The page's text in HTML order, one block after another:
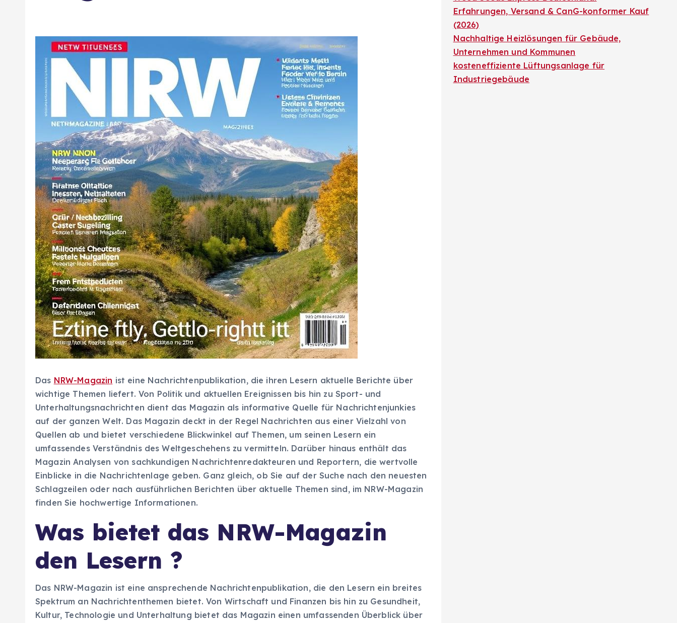
Das NRW-Magazin ist eine Nachrichtenpublikation, die ihren Lesern aktuelle Berichte über
wichtige Themen liefert. Von Politik und aktuellen Ereignissen bis hin zu Sport- und
Unterhaltungsnachrichten dient das Magazin als informative Quelle für Nachrichtenjunkies
auf der ganzen Welt. Das Magazin deckt in der Regel Nachrichten aus einer Vielzahl von
Quellen ab und bietet verschiedene Blickwinkel auf Themen, um seinen Lesern ein
umfassendes Verständnis des Weltgeschehens zu vermitteln. Darüber hinaus enthält das
Magazin Analysen von sachkundigen Nachrichtenredakteuren und Reportern, die wertvolle
Einblicke in die Nachrichtenlage geben. Ganz gleich, ob Sie auf der Suche nach den neuesten
Schlagzeilen oder nach ausführlichen Berichten über aktuelle Themen sind, im NRW-Magazin
finden Sie hochwertige Informationen.
Was bietet das NRW-Magazin
den Lesern ?
Das NRW-Magazin ist eine ansprechende Nachrichtenpublikation, die den Lesern ein breites
Spektrum an Nachrichtenthemen bietet. Von Wirtschaft und Finanzen bis hin zu Gesundheit,
Kultur, Technologie und Unterhaltung bietet das Magazin einen umfassenden Überblick über
Erfahrungen, Versand & CanG-konformer Kauf
(2026)
Nachhaltige Heizlösungen für Gebäude,
Unternehmen und Kommunen
kosteneffiziente Lüftungsanlage für
Industriegebäude